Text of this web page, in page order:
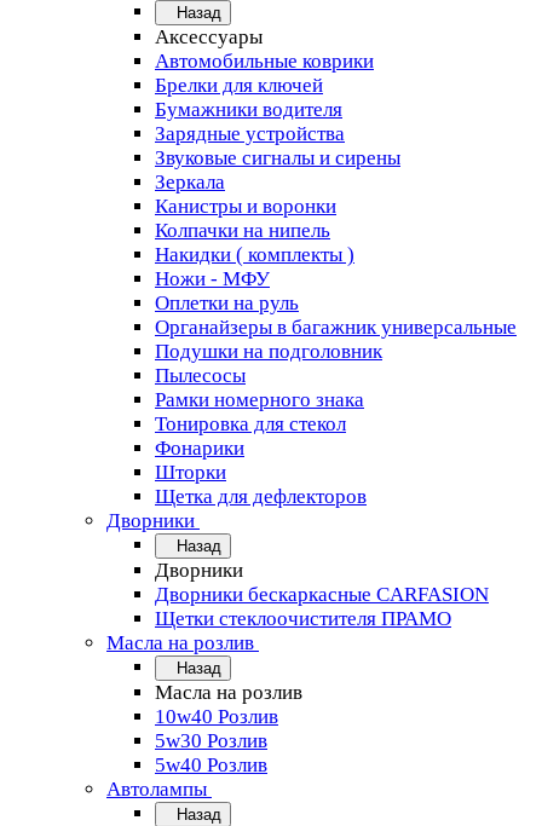
Назад
Аксессуары
Автомобильные коврики
Брелки для ключей
Бумажники водителя
Зарядные устройства
Звуковые сигналы и сирены
Зеркала
Канистры и воронки
Колпачки на нипель
Накидки ( комплекты )
Ножи - МФУ
Оплетки на руль
Органайзеры в багажник универсальные
Подушки на подголовник
Пылесосы
Рамки номерного знака
Тонировка для стекол
Фонарики
Шторки
Щетка для дефлекторов
Дворники
Назад
Дворники
Дворники бескаркасные CARFASION
Щетки стеклоочистителя ПРАМО
Масла на розлив
Назад
Масла на розлив
10w40 Розлив
5w30 Розлив
5w40 Розлив
Автолампы
Назад